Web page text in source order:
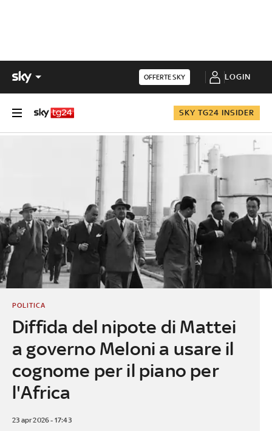
OFFERTE SKY LOGIN
SKY TG24 INSIDER
Diffida del nipote di Mattei
a governo Meloni a usare il
cognome per il piano per
l'Africa
POLITICA
23 apr 2026 - 17:43